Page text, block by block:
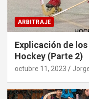
ARBITRAJE
Explicación de los
Hockey (Parte 2)
octubre 11, 2023